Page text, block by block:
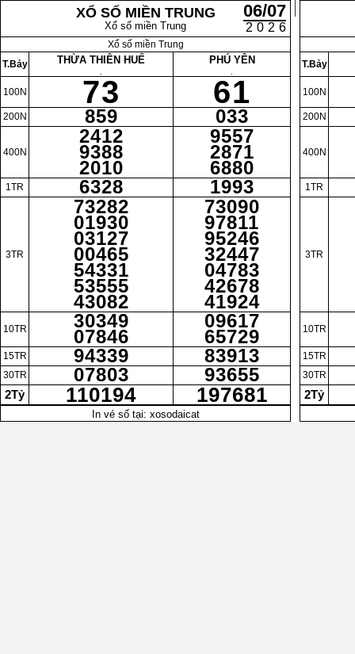
XỔ SỐ MIỀN TRUNG
Xổ số miền Trung
06/07
2026
Xổ số miền Trung
T.Bảy
100N
200N
400N
1TR
3TR
10TR
15TR
30TR
2Tỷ
THỪA THIÊN HUẾ
73
859
2412
9388
2010
6328
73282
01930
03127
00465
54331
53555
43082
30349
07846
94339
07803
110194
PHÚ YÊN
61
033
9557
2871
6880
1993
73090
97811
95246
32447
04783
42678
41924
09617
65729
83913
93655
197681
In vé số tại: xosodaicat
T.Bảy
100N
200N
400N
1TR
3TR
10TR
15TR
30TR
2Tỷ